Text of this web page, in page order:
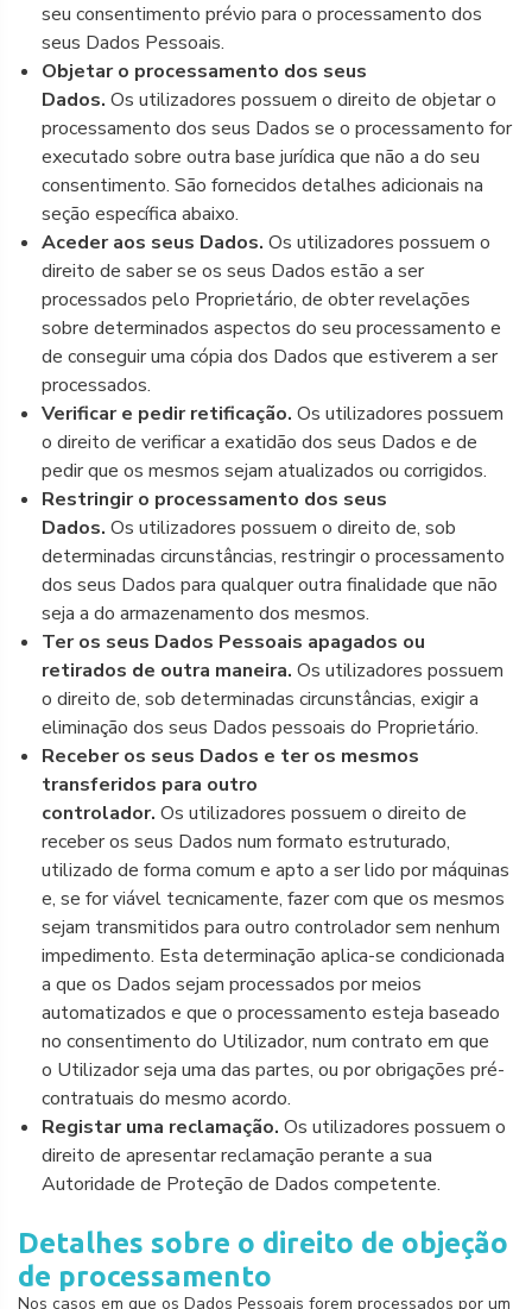
seu consentimento prévio para o processamento dos
seus Dados Pessoais.
Objetar o processamento dos seus
Dados. Os utilizadores possuem o direito de objetar o
processamento dos seus Dados se o processamento for
executado sobre outra base jurídica que não a do seu
consentimento. São fornecidos detalhes adicionais na
seção específica abaixo.
Aceder aos seus Dados. Os utilizadores possuem o
direito de saber se os seus Dados estão a ser
processados pelo Proprietário, de obter revelações
sobre determinados aspectos do seu processamento e
de conseguir uma cópia dos Dados que estiverem a ser
processados.
Verificar e pedir retificação. Os utilizadores possuem
o direito de verificar a exatidão dos seus Dados e de
pedir que os mesmos sejam atualizados ou corrigidos.
Restringir o processamento dos seus
Dados. Os utilizadores possuem o direito de, sob
determinadas circunstâncias, restringir o processamento
dos seus Dados para qualquer outra finalidade que não
seja a do armazenamento dos mesmos.
Ter os seus Dados Pessoais apagados ou
retirados de outra maneira. Os utilizadores possuem
o direito de, sob determinadas circunstâncias, exigir a
eliminação dos seus Dados pessoais do Proprietário.
Receber os seus Dados e ter os mesmos
transferidos para outro
controlador. Os utilizadores possuem o direito de
receber os seus Dados num formato estruturado,
utilizado de forma comum e apto a ser lido por máquinas
e, se for viável tecnicamente, fazer com que os mesmos
sejam transmitidos para outro controlador sem nenhum
impedimento. Esta determinação aplica-se condicionada
a que os Dados sejam processados por meios
automatizados e que o processamento esteja baseado
no consentimento do Utilizador, num contrato em que
o Utilizador seja uma das partes, ou por obrigações pré-
contratuais do mesmo acordo.
Registar uma reclamação. Os utilizadores possuem o
direito de apresentar reclamação perante a sua
Autoridade de Proteção de Dados competente.
Detalhes sobre o direito de objeção
de processamento
Nos casos em que os Dados Pessoais forem processados por um